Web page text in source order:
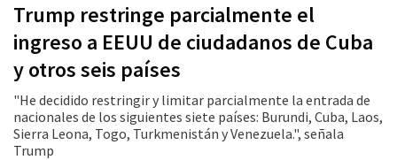
Trump restringe parcialmente el
ingreso a EEUU de ciudadanos de Cuba
y otros seis países
"He decidido restringir y limitar parcialmente la entrada de
nacionales de los siguientes siete países: Burundi, Cuba, Laos,
Sierra Leona, Togo, Turkmenistán y Venezuela.", señala
Trump